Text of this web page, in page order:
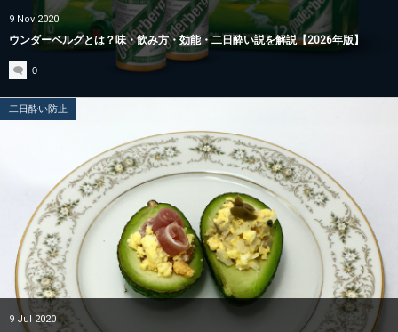
9 Nov 2020
ウンダーベルグとは？味・飲み方・効能・二日酔い説を解説【2026年版】
0
二日酔い防止
9 Jul 2020